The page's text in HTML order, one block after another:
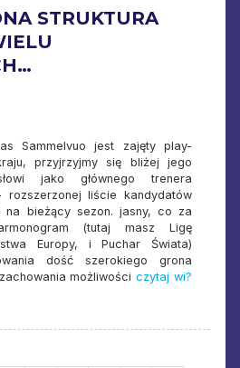
STRUKTURA
Sammelvuo jest zajęty play-
przyjrzyjmy się bliżej jego
jako głównego trenera
rozszerzonej liście kandydatów
na bieżący sezon. jasny, co za
(tutaj masz Ligę
Europy, i Puchar Świata)
dość szerokiego grona
możliwości czytaj wi?